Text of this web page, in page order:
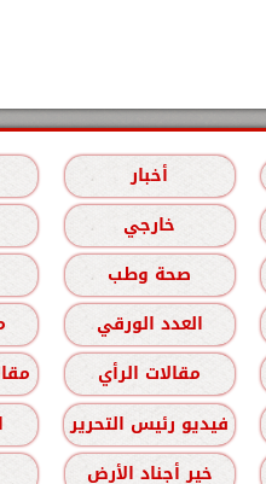
أخبار
خارجي
صحة وطب
العدد الورقي
مقالات الرأي
فيديو رئيس التحرير
خير أجناد الأرض